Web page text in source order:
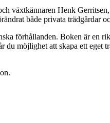
växtkännaren Henk
både privata trädgårdar
förhållanden. Boken är en
möjlighet att skapa ett eget